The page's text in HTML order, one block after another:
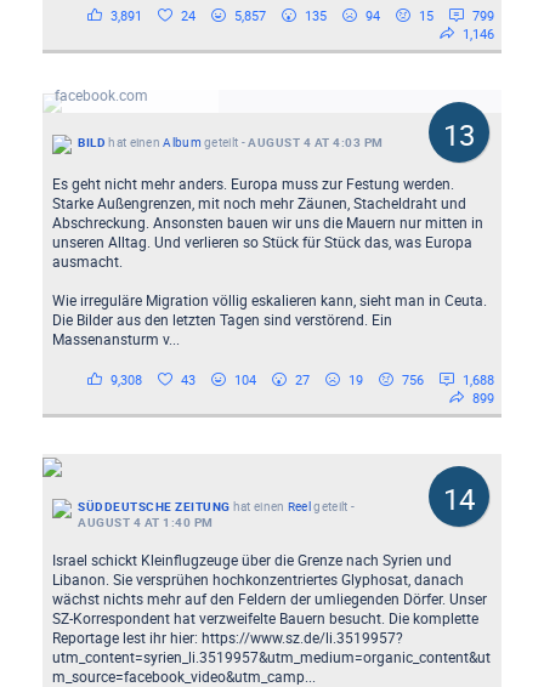
3,891 24 5,857 135 94 15
799
1,146
facebook.com
13
BILD hat einen Album geteilt -AUGUST 4 AT 4:03 PM
Es geht nicht mehr anders. Europa muss zur Festung werden.
Starke Außengrenzen, mit noch mehr Zäunen, Stacheldraht und
Abschreckung. Ansonsten bauen wir uns die Mauern nur mitten in
unseren Alltag. Und verlieren so Stück für Stück das, was Europa
ausmacht.
Wie irreguläre Migration völlig eskalieren kann, sieht man in Ceuta.
Die Bilder aus den letzten Tagen sind verstörend. Ein
Massenansturm v...
9,308 43 104 27 19 756
1,688
899
14
SÜDDEUTSCHE ZEITUNG hat einen Reelgeteilt -
AUGUST 4 AT 1:40 PM
Israel schickt Kleinflugzeuge über die Grenze nach Syrien und
Libanon. Sie versprühen hochkonzentriertes Glyphosat, danach
wächst nichts mehr auf den Feldern der umliegenden Dörfer. Unser
SZ-Korrespondent hat verzweifelte Bauern besucht. Die komplette
Reportage lest ihr hier: https://www.sz.de/li.3519957?
utm_content=syrien_li.3519957&utm_medium=organic_content&ut
m_source=facebook_video&utm_camp...